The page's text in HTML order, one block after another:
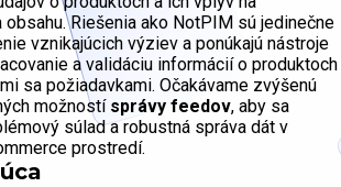
Riešenia ako NotPIM sú jedinečne
vznikajúcich výziev a ponúkajú nástroje
a validáciu informácií o produktoch
sa požiadavkami. Očakávame zvýšenú
možností správy feedov, aby sa
súlad a robustná správa dát v
prostredí.